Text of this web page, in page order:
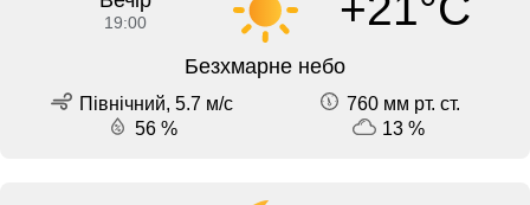
19:00
Безхмарне небо
Північний, 5.7 м/с
760 мм рт. ст.
56 %
13 %